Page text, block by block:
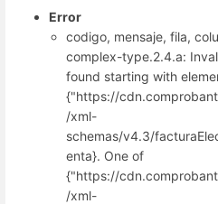
Error
codigo, mensaje, fila,
complex-type.2.4.a:
found starting with
{"https://
/xml-
schemas/v4.3/
enta}. One of
{"https://
/xml-